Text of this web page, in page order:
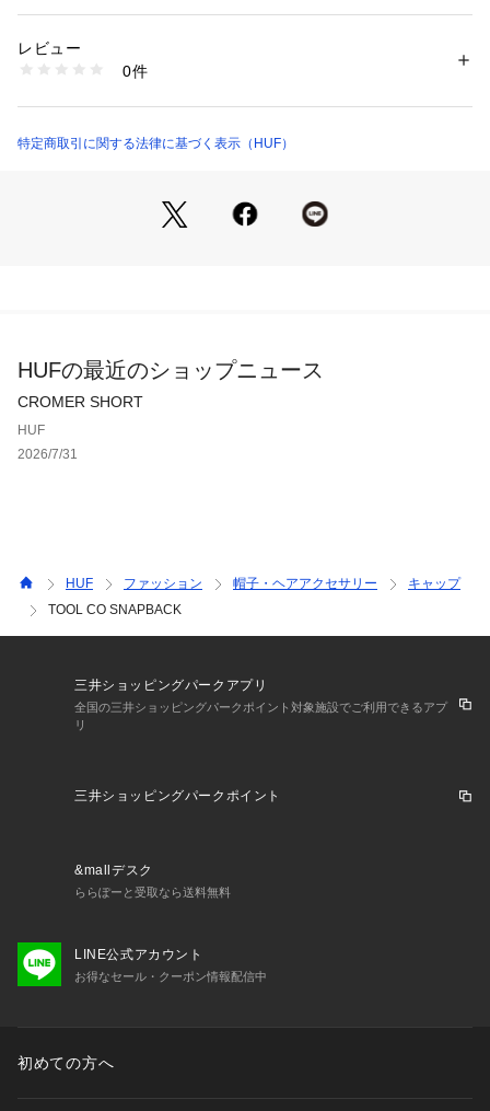
素材：100％コットン
商品番号：
HT00851 （ショップ）
レビュー
0件
特定商取引に関する法律に基づく表示（HUF）
HUFの最近のショップニュース
CROMER SHORT
HUF
2026/7/31
HUF ファッション 帽子・ヘアアクセサリー
キャップ
TOOL CO SNAPBACK
三井ショッピングパークアプリ
全国の三井ショッピングパークポイント対象施設でご利用できるアプ
リ
三井ショッピングパークポイント
&mallデスク
ららぽーと受取なら送料無料
LINE公式アカウント
お得なセール・クーポン情報配信中
初めての方へ